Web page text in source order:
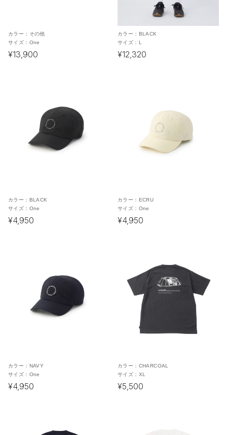
カラー： その他
サイズ： One
¥13,900
カラー： BLACK
サイズ： L
¥12,320
カラー： BLACK
サイズ： One
¥4,950
カラー： ECRU
サイズ： One
¥4,950
カラー： NAVY
サイズ： One
¥4,950
カラー： CHARCOAL
サイズ： XL
¥5,500